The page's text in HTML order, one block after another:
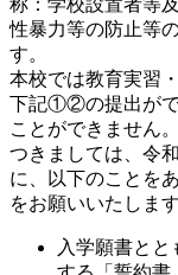
性暴力等の防止等
す。
本校では教育実習
下記①②の提出がで
ことができません。
つきましては、令
に、以下のことを
をお願いいたします
入学願書と